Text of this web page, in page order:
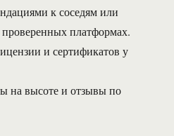
к соседям или
платформах.
и сертификатов у
на высоте и отзывы по